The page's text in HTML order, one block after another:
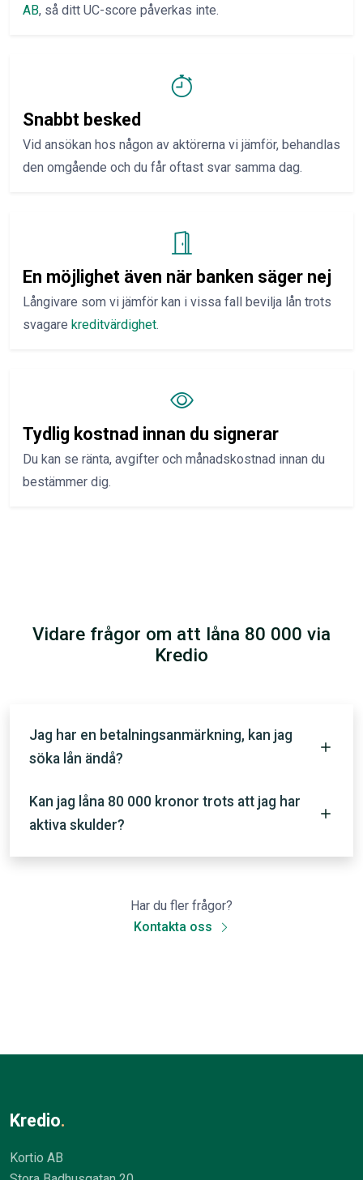
AB, så ditt UC-score påverkas inte.
Snabbt besked
Vid ansökan hos någon av aktörerna vi jämför, behandlas
den omgående och du får oftast svar samma dag.
En möjlighet även när banken säger nej
Långivare som vi jämför kan i vissa fall bevilja lån trots
svagare kreditvärdighet.
Tydlig kostnad innan du signerar
Du kan se ränta, avgifter och månadskostnad innan du
bestämmer dig.
Vidare frågor om att låna 80 000 via
Kredio
Jag har en betalningsanmärkning, kan jag
söka lån ändå?
Kan jag låna 80 000 kronor trots att jag har
aktiva skulder?
Har du fler frågor?
Kontakta oss
Kredio.
Kortio AB